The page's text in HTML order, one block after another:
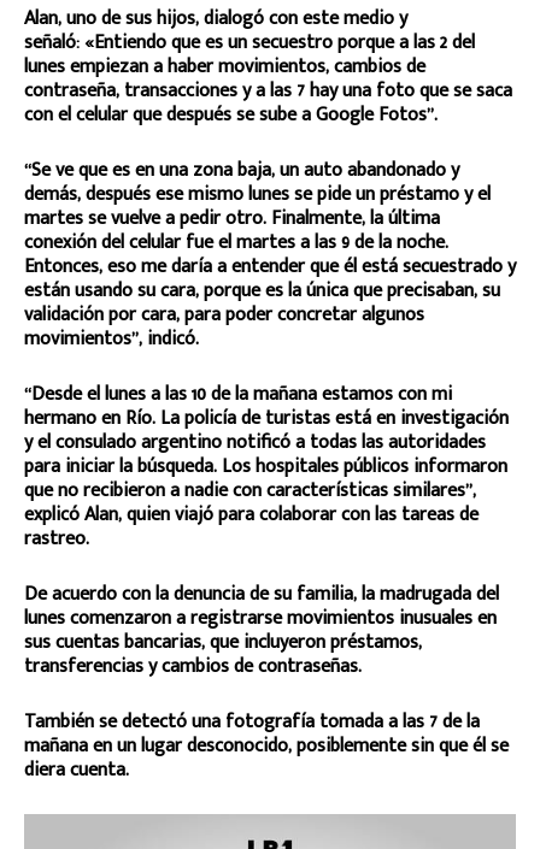
Alan, uno de sus hijos, dialogó con este medio y
señaló: «Entiendo que es un secuestro porque a las 2 del
lunes empiezan a haber movimientos, cambios de
contraseña, transacciones y a las 7 hay una foto que se saca
con el celular que después se sube a Google Fotos”.
“Se ve que es en una zona baja, un auto abandonado y
demás, después ese mismo lunes se pide un préstamo y el
martes se vuelve a pedir otro. Finalmente, la última
conexión del celular fue el martes a las 9 de la noche.
Entonces, eso me daría a entender que él está secuestrado y
están usando su cara, porque es la única que precisaban, su
validación por cara, para poder concretar algunos
movimientos”, indicó.
“Desde el lunes a las 10 de la mañana estamos con mi
hermano en Río. La policía de turistas está en investigación
y el consulado argentino notificó a todas las autoridades
para iniciar la búsqueda. Los hospitales públicos informaron
que no recibieron a nadie con características similares”,
explicó Alan, quien viajó para colaborar con las tareas de
rastreo.
De acuerdo con la denuncia de su familia, la madrugada del
lunes comenzaron a registrarse movimientos inusuales en
sus cuentas bancarias, que incluyeron préstamos,
transferencias y cambios de contraseñas.
También se detectó una fotografía tomada a las 7 de la
mañana en un lugar desconocido, posiblemente sin que él se
diera cuenta.